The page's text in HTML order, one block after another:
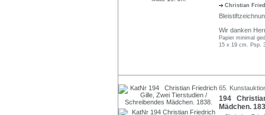
Christian
Wir danken
Papier minimal
15 x 19 cm. Psp.
65.
194
Mädchen.